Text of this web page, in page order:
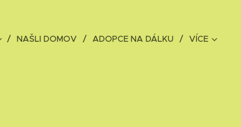
NAŠLI DOMOV ADOPCE NA DÁLKU VÍCE